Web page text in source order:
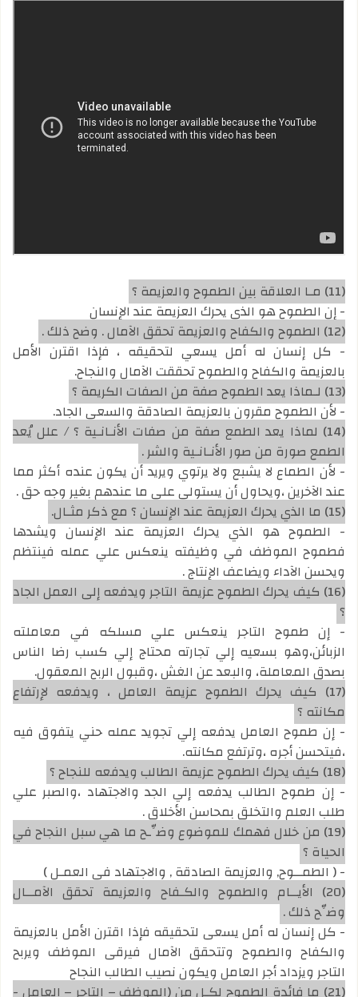
(11) مـا العلاقة بين الطموح والعزيمة ؟
- إن الطموح هو الذي يحرك العزيمة عند الإنسان
(12) الطموح والكفاح والعزيمة تحقق الآمال . وضح ذلك .
- كل إنسان له أمل يسعي لتحقيقه ، فإذا اقترن الأمل
بالعزيمة والكفاح والطموح تحققت الآمال والنجاح.
(13) لـماذا يعد الطموح صفة من الصفات الكريمة ؟
- لأن الطموح مقرون بالعزيمة الصادقة والسعي الجاد.
(14) لماذا يعد الطمع صفة من صفات الأنـانـية ؟ / علل يُعد
الطمع صورة من صور الأنـانـية والشر .
- لأن الطماع لا يشبع ولا يرتوي ويريد أن يكون عنده أكثر مما
عند الآخرين ،ويحاول أن يستولي علي ما عندهم بغير وجه حق .
(15) ما الذي يحرك العزيمة عند الإنسان ؟ مع ذكر مثـال.
- الطموح هو الذي يحرك العزيمة عند الإنسان ويشدها
فطموح الموظف في وظيفته ينعكس علي عمله فينتظم
ويحسن الآداء ويضاعف الإنتاج .
(16) كيف يحرك الطموح عزيمة التاجر ويدفعه إلى العمل الجاد
؟
- إن طموح التاجر ينعكس علي مسلكه في معاملته
الزبائن،وهو بسعيه إلي تجارته محتاج إلي كسب رضا الناس
بصدق المعاملة، والبعد عن الغش ،وقبول الربح المعقول.
(17) كيف يحرك الطموح عزيمة العامل ، ويدفعه لإرتفاع
مكانته ؟
- إن طموح العامل يدفعه إلي تجويد عمله حني يتفوق فيه
،فيتحسن أجره ،وترتفع مكانته.
(18) كيف يحرك الطموح عزيمة الطالب ويدفعه للنجاح ؟
- إن طموح الطالب يدفعه إلي الجد والاجتهاد ،والصبر علي
طلب العلم والتخلق بمحاسن الأخلاق .
(19) من خلال فهمك للموضوع وضِّـح ما هي سبل النجاح في
الحياة ؟
- ( الطمــوح, والعزيمة الصادقة , والاجتهاد في العمـل )
(20) الأيــام والطموح والكـفاح والعزيمة تحقق الآمــال
وضِّح ذلك .
- كل إنسان له أمل يسعى لتحقيقه فإذا اقترن الأمل بالعزيمة
والكفاح والطموح وتتحقق الآمال فيرقى الموظف ويربح
التاجر ويزداد أجر العامل ويكون نصيب الطالب النجاح
(21) ما فائدة الطموح لكـل من (الموظف – التاجر – العامل -